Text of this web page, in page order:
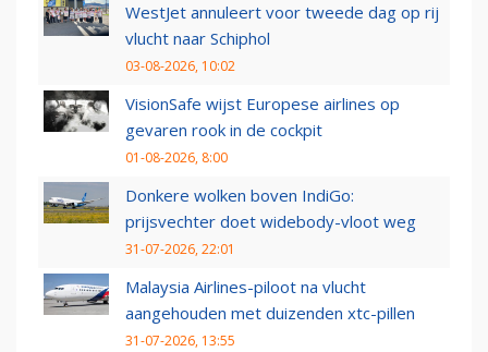
WestJet annuleert voor tweede dag op rij
vlucht naar Schiphol
03-08-2026, 10:02
VisionSafe wijst Europese airlines op
gevaren rook in de cockpit
01-08-2026, 8:00
Donkere wolken boven IndiGo:
prijsvechter doet widebody-vloot weg
31-07-2026, 22:01
Malaysia Airlines-piloot na vlucht
aangehouden met duizenden xtc-pillen
31-07-2026, 13:55